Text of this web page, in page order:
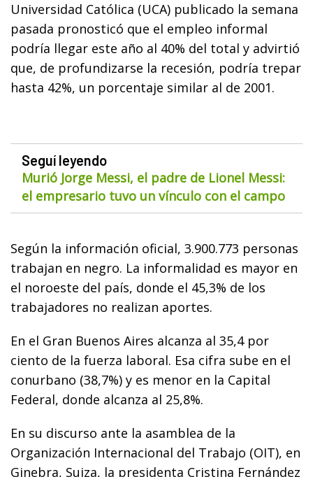
Universidad Católica (UCA) publicado la semana
pasada pronosticó que el empleo informal
podría llegar este año al 40% del total y advirtió
que, de profundizarse la recesión, podría trepar
hasta 42%, un porcentaje similar al de 2001.
Seguí leyendo
Murió Jorge Messi, el padre de Lionel Messi:
el empresario tuvo un vínculo con el campo
Según la información oficial, 3.900.773 personas
trabajan en negro. La informalidad es mayor en
el noroeste del país, donde el 45,3% de los
trabajadores no realizan aportes.
En el Gran Buenos Aires alcanza al 35,4 por
ciento de la fuerza laboral. Esa cifra sube en el
conurbano (38,7%) y es menor en la Capital
Federal, donde alcanza al 25,8%.
En su discurso ante la asamblea de la
Organización Internacional del Trabajo (OIT), en
Ginebra, Suiza, la presidenta Cristina Fernández